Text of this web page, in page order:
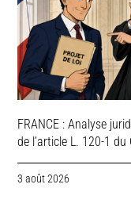
FRANCE : Analyse
de l’article L. 120-1 du
3 août 2026